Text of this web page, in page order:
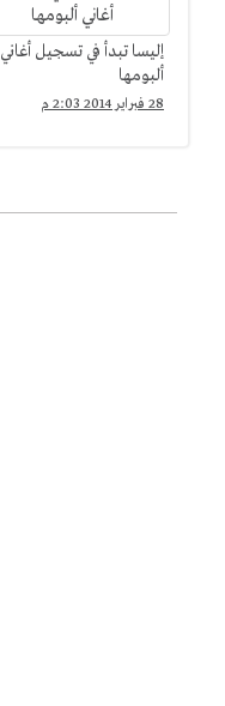
إليسا تبدأ في تسجيل أغاني
ألبومها
28 فبراير 2014 2:03 م